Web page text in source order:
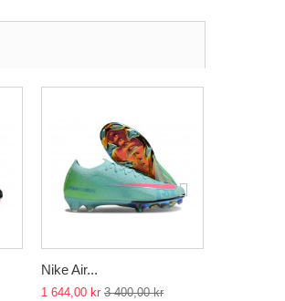
Nike Air...
1 644,00 kr 3 400,00 kr